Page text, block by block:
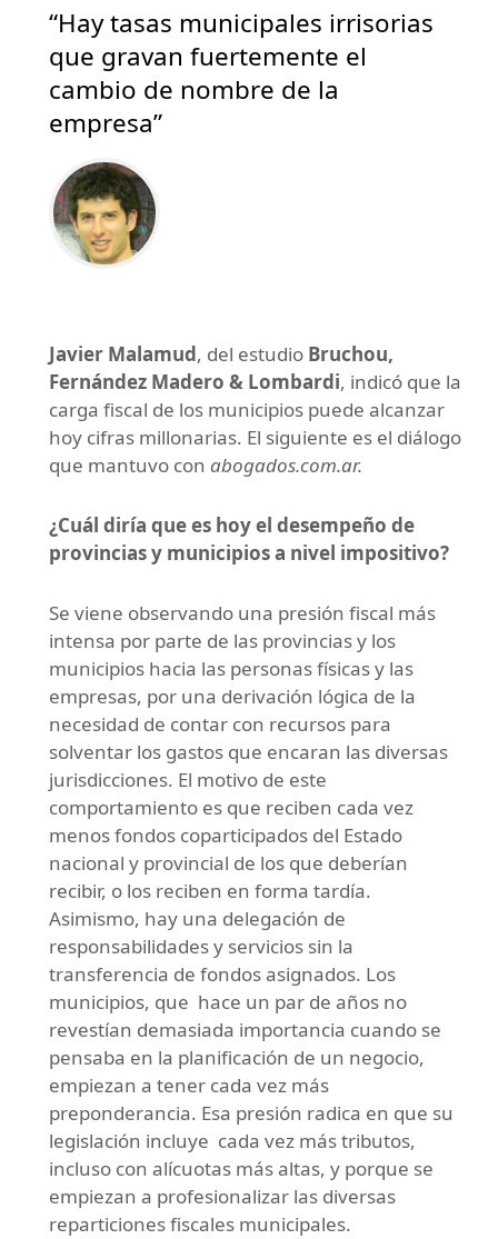
“Hay tasas municipales irrisorias
que gravan fuertemente el
cambio de nombre de la
empresa”
Javier Malamud, del estudio Bruchou,
Fernández Madero & Lombardi, indicó que la
carga fiscal de los municipios puede alcanzar
hoy cifras millonarias. El siguiente es el diálogo
que mantuvo con abogados.com.ar.
¿Cuál diría que es hoy el desempeño de
provincias y municipios a nivel impositivo?
Se viene observando una presión fiscal más
intensa por parte de las provincias y los
municipios hacia las personas físicas y las
empresas, por una derivación lógica de la
necesidad de contar con recursos para
solventar los gastos que encaran las diversas
jurisdicciones. El motivo de este
comportamiento es que reciben cada vez
menos fondos coparticipados del Estado
nacional y provincial de los que deberían
recibir, o los reciben en forma tardía.
Asimismo, hay una delegación de
responsabilidades y servicios sin la
transferencia de fondos asignados. Los
municipios, que hace un par de años no
revestían demasiada importancia cuando se
pensaba en la planificación de un negocio,
empiezan a tener cada vez más
preponderancia. Esa presión radica en que su
legislación incluye cada vez más tributos,
incluso con alícuotas más altas, y porque se
empiezan a profesionalizar las diversas
reparticiones fiscales municipales.